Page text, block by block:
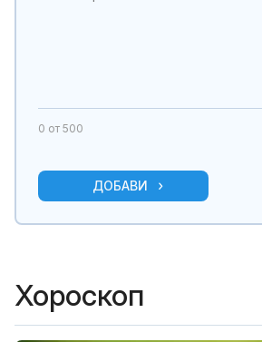
0 от 500
ДОБАВИ
Хороскоп